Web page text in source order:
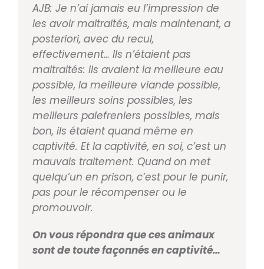
AJB: Je n’ai jamais eu l’impression de
les avoir maltraités, mais maintenant, a
posteriori, avec du recul,
effectivement… Ils n’étaient pas
maltraités: ils avaient la meilleure eau
possible, la meilleure viande possible,
les meilleurs soins possibles, les
meilleurs palefreniers possibles, mais
bon, ils étaient quand même en
captivité. Et la captivité, en soi, c’est un
mauvais traitement. Quand on met
quelqu’un en prison, c’est pourle punir,
pas pour le récompenser ou le
promouvoir.
On vous répondra que ces animaux
sont de toute façonnés en captivité…